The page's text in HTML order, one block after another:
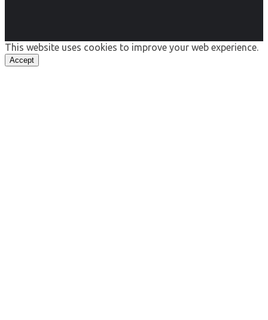
This website uses cookies to improve your web experience.
Accept